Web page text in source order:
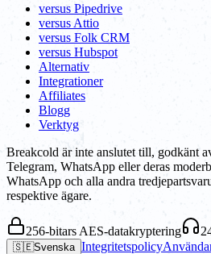
versus Pipedrive
versus Attio
versus Folk CRM
versus Hubspot
Alternativ
Integrationer
Affiliates
Blogg
Verktyg
Breakcold är inte anslutet till, godkänt
Telegram, WhatsApp eller deras
WhatsApp och alla andra
respektive ägare.
256-bitars AES-datakryptering
🇸🇪Svenska Integritetspolicy